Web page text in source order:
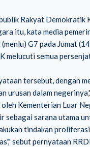
Rakyat Demokratik
itu, kata media
G7 pada Jumat
melucuti semua
tersebut, dengan
urusan dalam
Kementerian Luar
sarana utama
tindakan
sebut pernyataan